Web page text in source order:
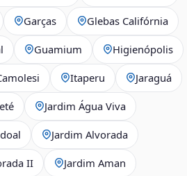
Garças Glebas Califórnia
Guamium Higienópolis
Itaperu Jaraguá
Jardim Água Viva
Jardim Alvorada
II Jardim Aman